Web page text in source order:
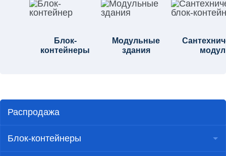
Блок-
контейнеры
Модульные
здания
Распродажа
Блок-контейнеры